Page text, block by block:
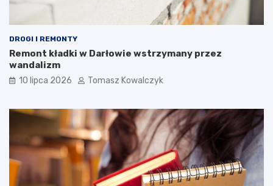
DROGI I REMONTY
Remont kładki w Darłowie wstrzymany przez
wandalizm
10 lipca 2026 Tomasz Kowalczyk